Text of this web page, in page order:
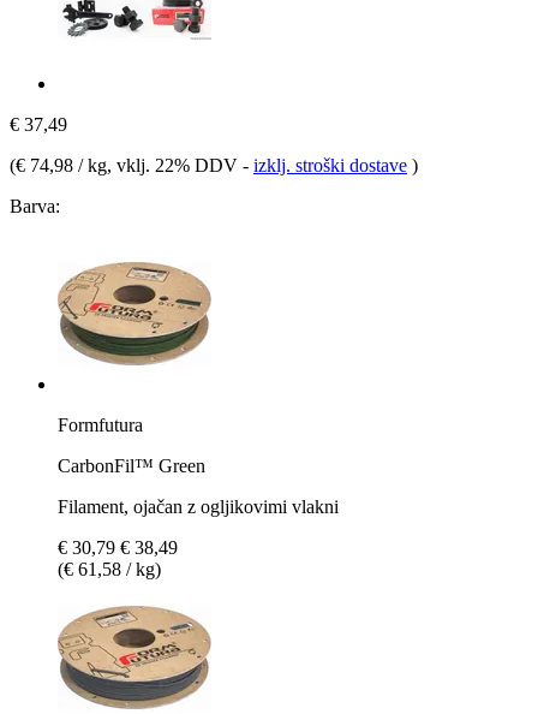
€ 37,49
(€ 74,98 / kg, vklj. 22% DDV - izklj. stroški dostave )
Barva:
Formfutura
CarbonFil™ Green
Filament, ojačan z ogljikovimi vlakni
€ 30,79 € 38,49
(€ 61,58 / kg)